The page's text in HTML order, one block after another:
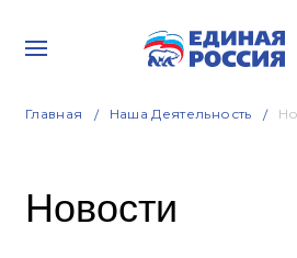
Главная Наша Деятельность
Новости